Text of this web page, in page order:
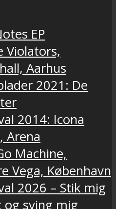
EP
Violators,
Aarhus
2021: De
2014: Icona
Arena
Machine,
Vega, København
2026 – Stik mig
og sving mig